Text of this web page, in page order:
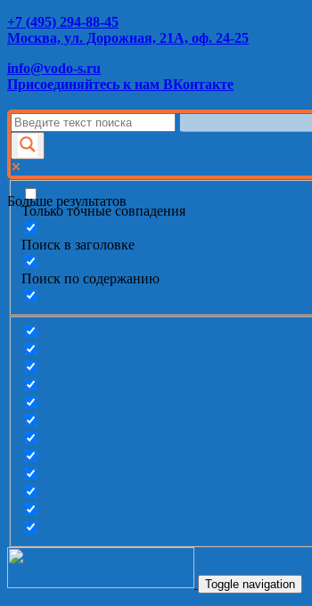
+7 (495) 294-88-45
Москва, ул. Дорожная, 21А, оф. 24-25
info@vodo-s.ru
Присоединяйтесь к нам ВКонтакте
Больше результатов
Только точные совпадения
Поиск в заголовке
Поиск по содержанию
Toggle navigation